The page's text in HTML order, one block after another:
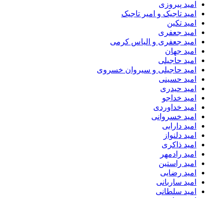
امید پیروزی
امید تاجیک و امیر تاجیک
امید تکین
امید جعفری
امید جعفری و الیاس کرمی
امید جهان
امید حاجیلی
امید حاجیلی و سیروان خسروی
امید حسینی
امید حیدری
امید خداجو
امید خداوردی
امید خسروانی
امید دارابی
امید دلنواز
امید ذاکری
امید رادمهر
امید راستین
امید رضایی
امید ساربانی
امید سلطانی